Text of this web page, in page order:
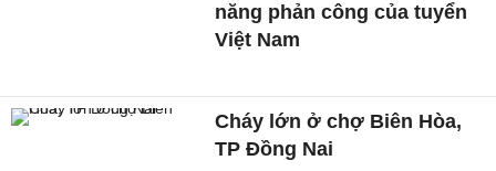
năng phản công của tuyển
Việt Nam
Cháy lớn ở chợ Biên Hòa,
TP Đồng Nai